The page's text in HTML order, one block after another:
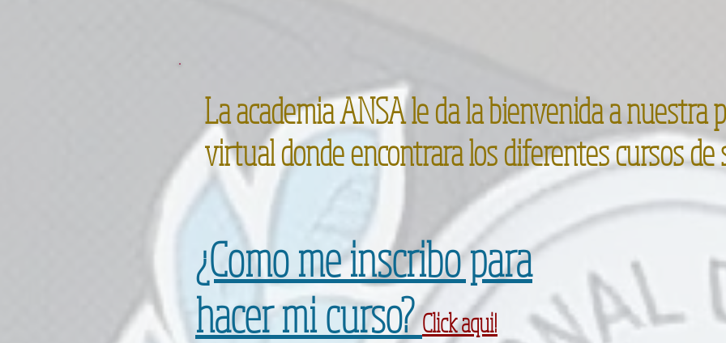
La academia ANSA le da la bienvenida a nuestra
virtual donde encontrara los diferentes cursos de
¿Como me inscribo para
hacer mi curso?Click aqui!